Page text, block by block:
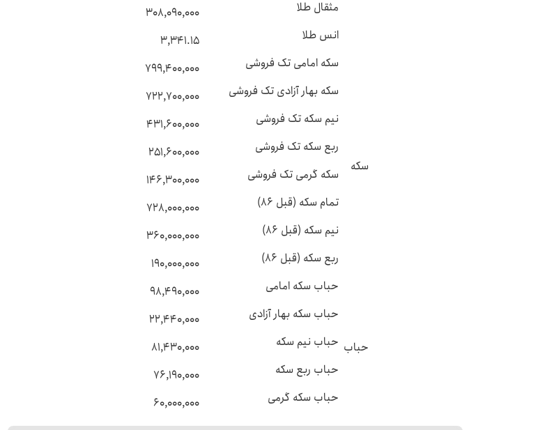
مثقال طلا
۳۰۸,۰۹۰,۰۰۰
انس طلا
۳,۳۴۱.۱۵
سکه
سکه امامی تک فروشی
۷۹۹,۴۰۰,۰۰۰
سکه بهار آزادی تک فروشی
۷۲۲,۷۰۰,۰۰۰
نیم سکه تک فروشی
۴۳۱,۶۰۰,۰۰۰
ربع سکه تک فروشی
۲۵۱,۶۰۰,۰۰۰
سکه گرمی تک فروشی
۱۴۶,۳۰۰,۰۰۰
تمام سکه (قبل ۸۶)
۷۲۸,۰۰۰,۰۰۰
نیم سکه (قبل ۸۶)
۳۶۰,۰۰۰,۰۰۰
ربع سکه (قبل ۸۶)
۱۹۰,۰۰۰,۰۰۰
حباب
حباب سکه امامی
۹۸,۴۹۰,۰۰۰
حباب سکه بهار آزادی
۲۲,۴۴۰,۰۰۰
حباب نیم سکه
۸۱,۴۳۰,۰۰۰
حباب ربع سکه
۷۶,۱۹۰,۰۰۰
حباب سکه گرمی
۶۰,۰۰۰,۰۰۰